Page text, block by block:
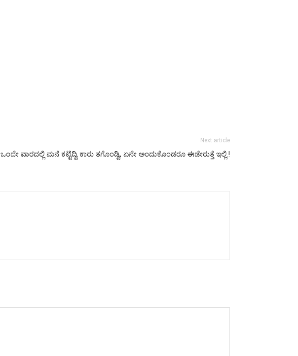
Next article
ಒಂದೇ ವಾರದಲ್ಲಿ ಮನೆ ಕಟ್ಟಿದ್ವಿ ಕಾರು ತಗೊಂಡ್ವಿ, ಏನೇ ಅಂದುಕೊಂಡರೂ ಈಡೇರುತ್ತೆ ಇಲ್ಲಿ.!